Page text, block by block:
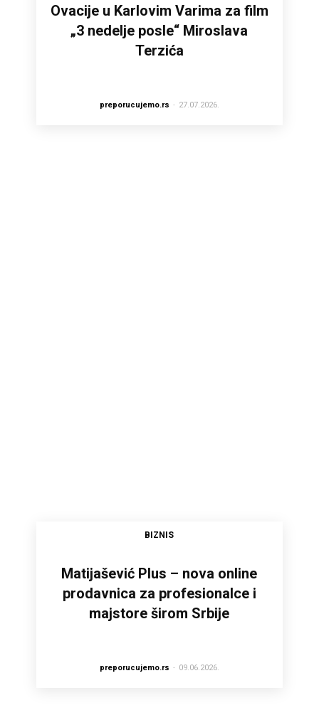
Ovacije u Karlovim Varima za film
„3 nedelje posle“ Miroslava
Terzića
preporucujemo.rs - 27.07.2026.
BIZNIS
Matijašević Plus – nova online
prodavnica za profesionalce i
majstore širom Srbije
preporucujemo.rs - 09.06.2026.